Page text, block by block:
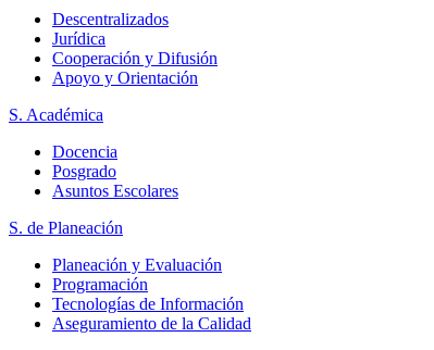
Descentralizados
Jurídica
Cooperación y Difusión
Apoyo y Orientación
S. Académica
Docencia
Posgrado
Asuntos Escolares
S. de Planeación
Planeación y Evaluación
Programación
Tecnologías de Información
Aseguramiento de la Calidad